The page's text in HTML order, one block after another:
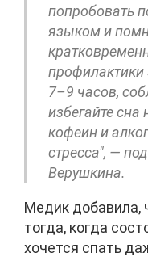
попробовать
языком и
профилактики
7–9 часов,
избегайте сна
кофеин и
стресса", —
Верушкина.
Медик добавила,
тогда, когда
хочется спать